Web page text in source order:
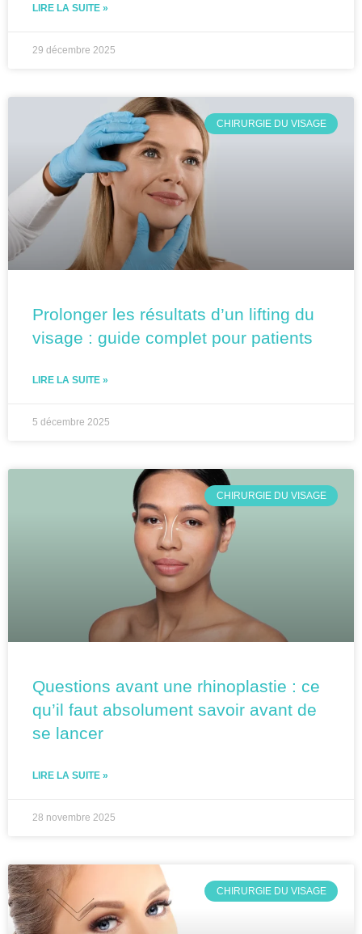
LIRE LA SUITE »
29 décembre 2025
CHIRURGIE DU VISAGE
Prolonger les résultats d’un lifting du
visage : guide complet pour patients
LIRE LA SUITE »
5 décembre 2025
CHIRURGIE DU VISAGE
Questions avant une rhinoplastie : ce
qu’il faut absolument savoir avant de
se lancer
LIRE LA SUITE »
28 novembre 2025
CHIRURGIE DU VISAGE